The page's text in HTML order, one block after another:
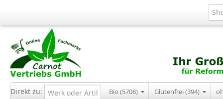
Direkt zu: Bio (5708) Glutenfrei (394)